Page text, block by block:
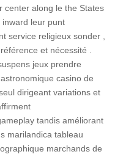
center along le the States
leur punt
service religieux sonder ,
et nécessité .
jeux prendre
casino de
dirigeant variations et
tandis améliorant
marilandica tableau
marchands de